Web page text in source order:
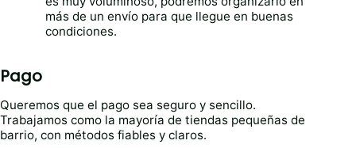
más de un envío para que llegue en buenas
condiciones.
Pago
Queremos que el pago sea seguro y sencillo.
Trabajamos como la mayoría de tiendas pequeñas de
barrio, con métodos fiables y claros.